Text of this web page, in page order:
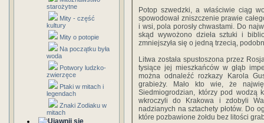
starożytne
Mity - część
kultury
Mity o potopie
Na początku była
woda
Potwory ludzko-
zwierzęce
Ptaki w mitach i
legendach
Znaki Zodiaku w
mitach
Potop szwedzki, a właściwie ciąg
spowodował zniszczenie prawie
i wsi, pola porosły chwastami. Do
skąd wywożono dzieła sztuki i
zmniejszyła się o jedną trzecią,
Litwa została spustoszona przez
tysiące jej mieszkańców w głąb
można odnaleźć rozkazy Karola
grabieży. Mało kto wie, że
Siedmiogrodzian, którzy pod wodzą
wkroczyli do Krakowa i zdobyli
nadzianych na sztachety płotów. Do
które pozbawione żołdu bez litości